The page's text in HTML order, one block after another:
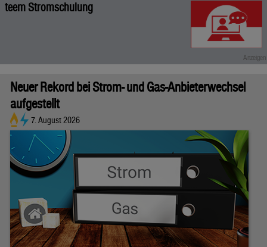
teem Stromschulung
Neuer Rekord bei Strom- und Gas-Anbieterwechsel
aufgestellt
7. August 2026